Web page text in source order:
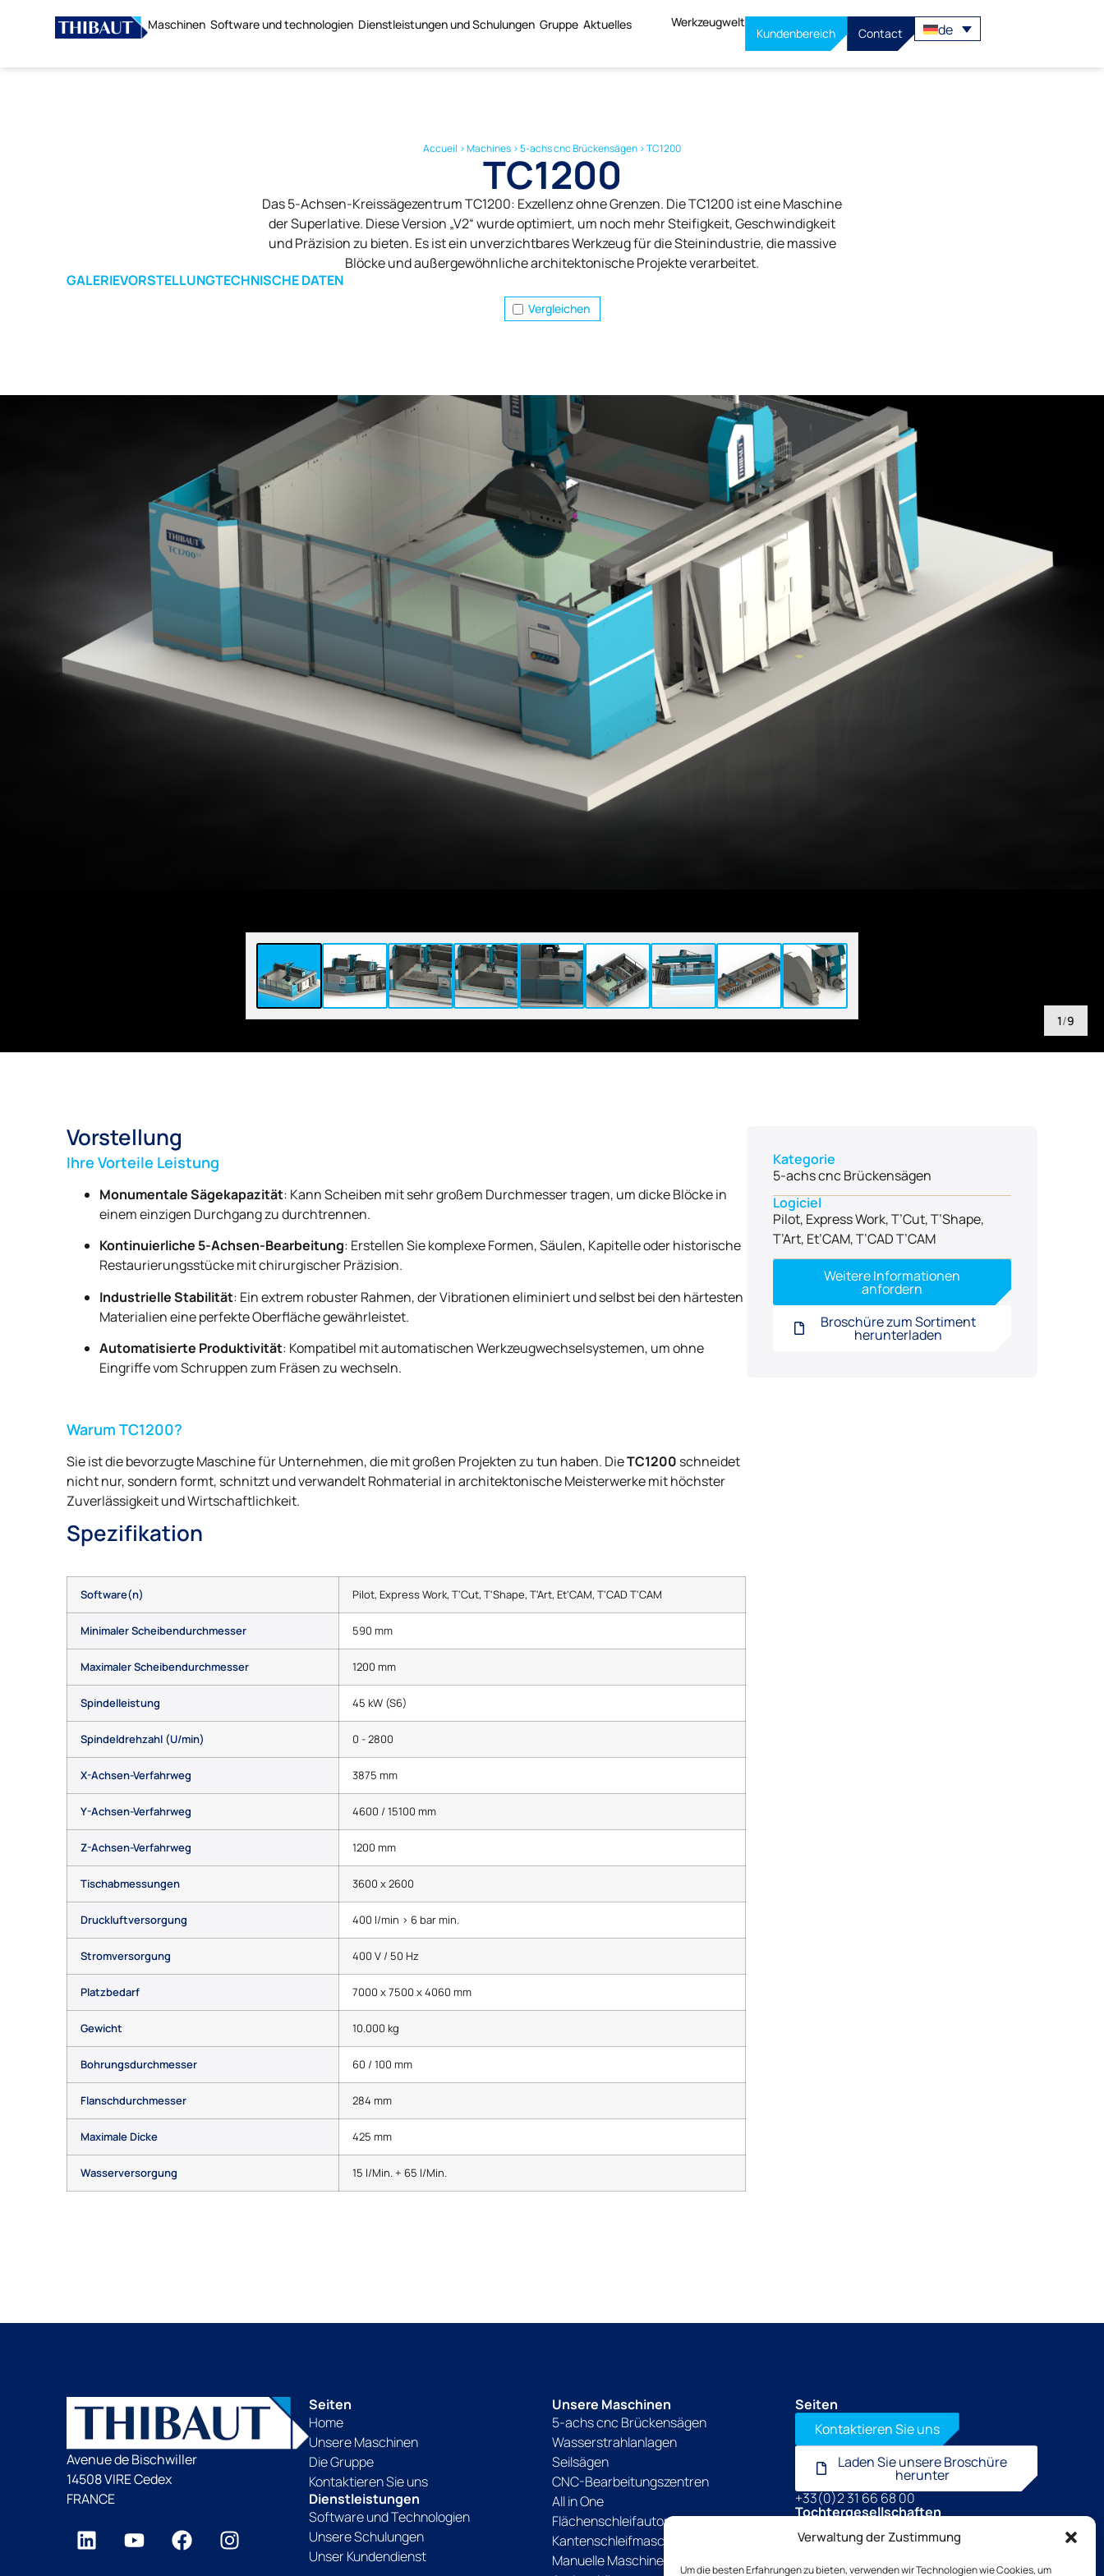
Verwaltung der Zustimmung
Um die besten Erfahrungen zu bieten, verwenden wir Technologien wie Cookies, um
Maschinen Software und technologien Dienstleistungen und Schulungen Gruppe Aktuelles Werkzeugwelt
Kundenbereich Contact de
Accueil >Machines >5-achs cnc Brückensägen >TC1200
TC1200
Das 5-Achsen-Kreissägezentrum TC1200: Exzellenz ohne Grenzen. Die TC1200 ist eine Maschine
der Superlative. Diese Version „V2“ wurde optimiert, um noch mehr Steifigkeit, Geschwindigkeit
und Präzision zu bieten. Es ist ein unverzichtbares Werkzeug für die Steinindustrie, die massive
Blöcke und außergewöhnliche architektonische Projekte verarbeitet.
GALERIEVORSTELLUNGTECHNISCHE DATEN
Vergleichen
1/9
Vorstellung
Ihre Vorteile Leistung
Monumentale Sägekapazität: Kann Scheiben mit sehr großem Durchmesser tragen, um dicke Blöcke in
einem einzigen Durchgang zu durchtrennen.
Kontinuierliche 5-Achsen-Bearbeitung: Erstellen Sie komplexe Formen, Säulen, Kapitelle oder historische
Restaurierungsstücke mit chirurgischer Präzision.
Industrielle Stabilität: Ein extrem robuster Rahmen, der Vibrationen eliminiert und selbst bei den härtesten
Materialien eine perfekte Oberfläche gewährleistet.
Automatisierte Produktivität: Kompatibel mit automatischen Werkzeugwechselsystemen, um ohne
Eingriffe vom Schruppen zum Fräsen zu wechseln.
Warum TC1200?
Sie ist die bevorzugte Maschine für Unternehmen, die mit großen Projekten zu tun haben. DieTC1200 schneidet
nicht nur, sondern formt, schnitzt und verwandelt Rohmaterial in architektonische Meisterwerke mit höchster
Zuverlässigkeit und Wirtschaftlichkeit.
Spezifikation
Software(n) Pilot, Express Work, T'Cut, T'Shape, T'Art, Et'CAM, T'CAD T'CAM
Minimaler Scheibendurchmesser 590 mm
Maximaler Scheibendurchmesser 1200 mm
Spindelleistung 45 kW (S6)
Spindeldrehzahl (U/min) 0 - 2800
X-Achsen-Verfahrweg 3875 mm
Y-Achsen-Verfahrweg 4600 / 15100 mm
Z-Achsen-Verfahrweg 1200 mm
Tischabmessungen 3600 x 2600
Druckluftversorgung 400 l/min > 6 bar min.
Stromversorgung 400 V / 50 Hz
Platzbedarf 7000 x 7500 x 4060 mm
Gewicht 10.000 kg
Bohrungsdurchmesser 60 / 100 mm
Flanschdurchmesser 284 mm
Maximale Dicke 425 mm
Wasserversorgung 15 l/Min. + 65 l/Min.
Kategorie
5-achs cnc Brückensägen
Logiciel
Pilot, Express Work, T’Cut, T’Shape,
T’Art, Et’CAM, T’CAD T’CAM
Weitere Informationen
anfordern
Broschüre zum Sortiment
herunterladen
Avenue de Bischwiller
14508 VIRE Cedex
FRANCE
Seiten
Home
Unsere Maschinen
Die Gruppe
Kontaktieren Sie uns
Dienstleistungen
Software und Technologien
Unsere Schulungen
Unser Kundendienst
Unsere Maschinen
5-achs cnc Brückensägen
Wasserstrahlanlagen
Seilsägen
CNC-Bearbeitungszentren
All in One
Flächenschleifautomaten
Kantenschleifmaschinen
Manuelle Maschinen
Seiten
Kontaktieren Sie uns
Laden Sie unsere Broschüre
herunter
+33(0)2 31 66 68 00
Tochtergesellschaften
TSB outillage
Thibaut Recrutement
Thibaut Service by Calas